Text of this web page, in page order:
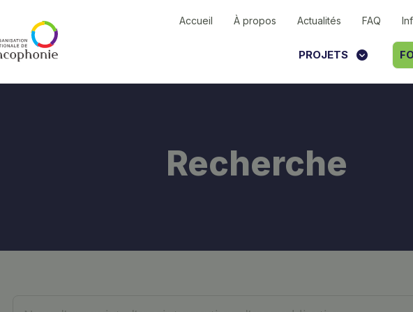
Accueil À propos Actualités FAQ
PROJETS
Recherche